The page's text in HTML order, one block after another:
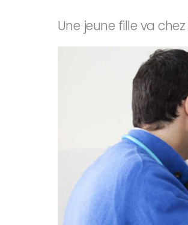
Une jeune fille va